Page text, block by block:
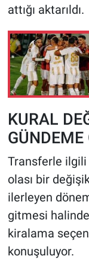
attığı aktarıldı.
KURAL
GÜNDEME
Transferle ilgili
olası bir
ilerleyen
gitmesi
kiralama
konuşuluyor.